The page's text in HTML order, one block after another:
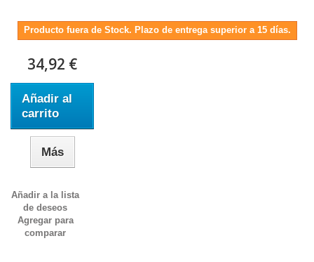
Producto fuera de Stock. Plazo de entrega superior a 15 días.
34,92 €
Añadir al
carrito
Más
Añadir a la lista
de deseos
Agregar para
comparar